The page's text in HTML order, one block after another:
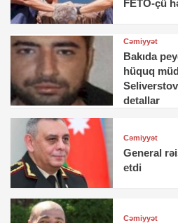
FETÖ-çü
Cəmiyyət
Bakıda
hüquq
detallar
Cəmiyyət
General
etdi
Cəmiyyət